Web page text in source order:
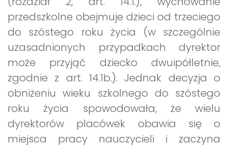
przedszkolne obejmuje dzieci od trzeciego
do szóstego roku życia (w szczególnie
uzasadnionych przypadkach dyrektor
może przyjąć dziecko dwuipółletnie,
zgodnie z art. 14.1b.). Jednak decyzja o
obniżeniu wieku szkolnego do szóstego
roku życia spowodowała, że wielu
dyrektorów placówek obawia się o
miejsca pracy nauczycieli i zaczyna